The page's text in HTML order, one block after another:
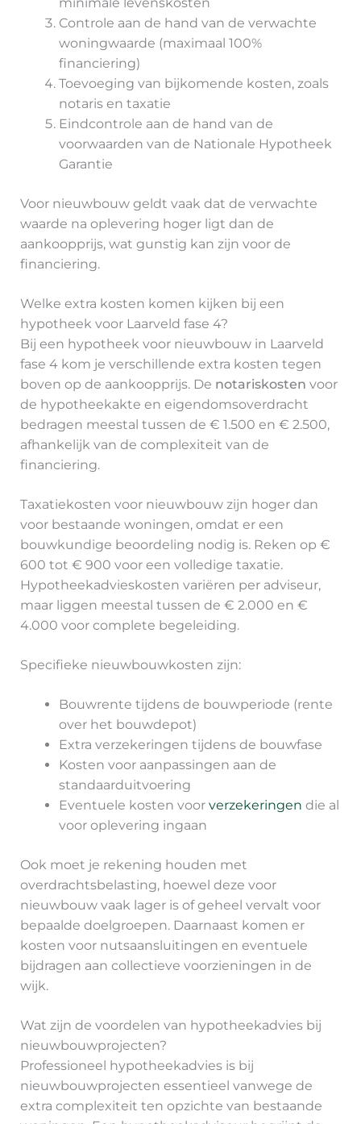
Controle aan de hand van de verwachte
woningwaarde (maximaal 100%
financiering)
Toevoeging van bijkomende kosten, zoals
notaris en taxatie
Eindcontrole aan de hand van de
voorwaarden van de Nationale Hypotheek
Garantie
Voor nieuwbouw geldt vaak dat de verwachte
waarde na oplevering hoger ligt dan de
aankoopprijs, wat gunstig kan zijn voor de
financiering.
Welke extra kosten komen kijken bij een
hypotheek voor Laarveld fase 4?
Bij een hypotheek voor nieuwbouw in Laarveld
fase 4 kom je verschillende extra kosten tegen
boven op de aankoopprijs. De notariskosten voor
de hypotheekakte en eigendomsoverdracht
bedragen meestal tussen de € 1.500 en € 2.500,
afhankelijk van de complexiteit van de
financiering.
Taxatiekosten voor nieuwbouw zijn hoger dan
voor bestaande woningen, omdat er een
bouwkundige beoordeling nodig is. Reken op €
600 tot € 900 voor een volledige taxatie.
Hypotheekadvieskosten variëren per adviseur,
maar liggen meestal tussen de € 2.000 en €
4.000 voor complete begeleiding.
Specifieke nieuwbouwkosten zijn:
Bouwrente tijdens de bouwperiode (rente
over het bouwdepot)
Extra verzekeringen tijdens de bouwfase
Kosten voor aanpassingen aan de
standaarduitvoering
Eventuele kosten voor verzekeringen die al
voor oplevering ingaan
Ook moet je rekening houden met
overdrachtsbelasting, hoewel deze voor
nieuwbouw vaak lager is of geheel vervalt voor
bepaalde doelgroepen. Daarnaast komen er
kosten voor nutsaansluitingen en eventuele
bijdragen aan collectieve voorzieningen in de
wijk.
Wat zijn de voordelen van hypotheekadvies bij
nieuwbouwprojecten?
Professioneel hypotheekadvies is bij
nieuwbouwprojecten essentieel vanwege de
extra complexiteit ten opzichte van bestaande